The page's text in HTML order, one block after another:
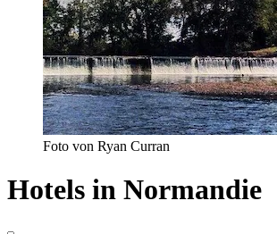
Foto von Ryan Curran
Hotels in Normandie